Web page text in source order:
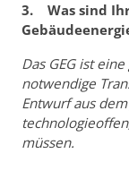
3. Was sind
Das GEG ist
notwendige
Entwurf aus
müssen.